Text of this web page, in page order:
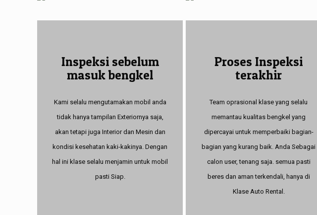
Inspeksi sebelum
masuk bengkel
Kami selalu mengutamakan mobil anda
tidak hanya tampilan Exteriornya saja,
akan tetapi juga Interior dan Mesin dan
kondisi kesehatan kaki-kakinya. Dengan
hal ini klase selalu menjamin untuk mobil
pasti Siap.
Proses Inspeksi
terakhir
Team oprasional klase yang selalu
memantau kualitas bengkel yang
dipercayai untuk memperbaiki bagian-
bagian yang kurang baik. Anda Sebagai
calon user, tenang saja. semua pasti
beres dan aman terkendali, hanya di
Klase Auto Rental.